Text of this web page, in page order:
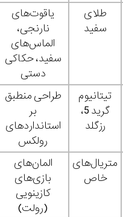
طلای
سفید
یاقوت‌های
نارنجی،
الماس‌های
سفید، حکاکی
دستی
تیتانیوم
گرید 5،
رزگلد
طراحی منطبق
بر
استانداردهای
رولکس
متریال‌های
خاص
المان‌های
بازی‌های
کازینویی
(رولت)